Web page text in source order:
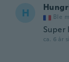
H Ble
Super
ca. 6 år